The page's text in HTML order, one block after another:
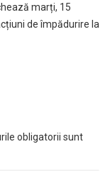
marți, 15
de împădurire la
obligatorii sunt